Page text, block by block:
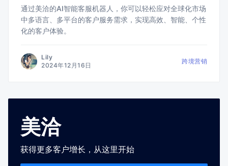
通过美洽的AI智能客服机器人，你可以轻松应对全球化市场
中多语言、多平台的客户服务需求，实现高效、智能、个性
化的客户体验。
Lily
2024年12月16日
跨境营销
美洽
获得更多客户增长，从这里开始